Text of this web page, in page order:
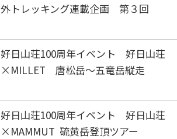
外トレッキング連載企画 第３回
好日山荘100周年イベント 好日山荘
×MILLET 唐松岳～五竜岳縦走
好日山荘100周年イベント 好日山荘
×MAMMUT 硫黄岳登頂ツアー